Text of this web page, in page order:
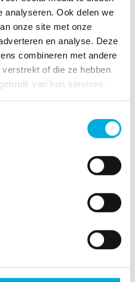
analyseren. Ook delen we
onze site met onze
en analyse. Deze
combineren met andere
of die ze hebben
van hun services.
op basis van
te koppelen aan de
betrokkenen binnen